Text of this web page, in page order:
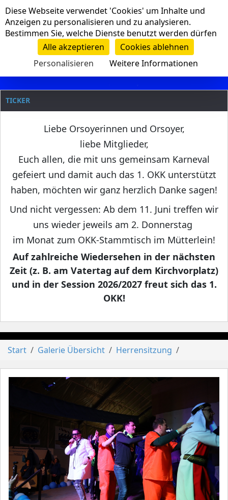
Navigation
Clanname
TICKER
Liebe Orsoyerinnen und Orsoyer,
liebe Mitglieder,
Euch allen, die mit uns gemeinsam Karneval
gefeiert und damit auch das 1. OKK unterstützt
haben, möchten wir ganz herzlich Danke sagen!
Und nicht vergessen: Ab dem 11. Juni treffen wir
uns wieder jeweils am 2. Donnerstag
im Monat zum OKK-Stammtisch im Mütterlein!
Auf zahlreiche Wiedersehen in der nächsten
Zeit (z. B. am Vatertag auf dem Kirchvorplatz)
und in der Session 2026/2027 freut sich das 1.
OKK!
Start Galerie Übersicht Herrensitzung
Cookie-Einstellungen
Diese Webseite verwendet 'Cookies' um Inhalte und
Anzeigen zu personalisieren und zu analysieren.
Bestimmen Sie, welche Dienste benutzt werden dürfen
Alle akzeptieren
Cookies ablehnen
Personalisieren
Weitere Informationen